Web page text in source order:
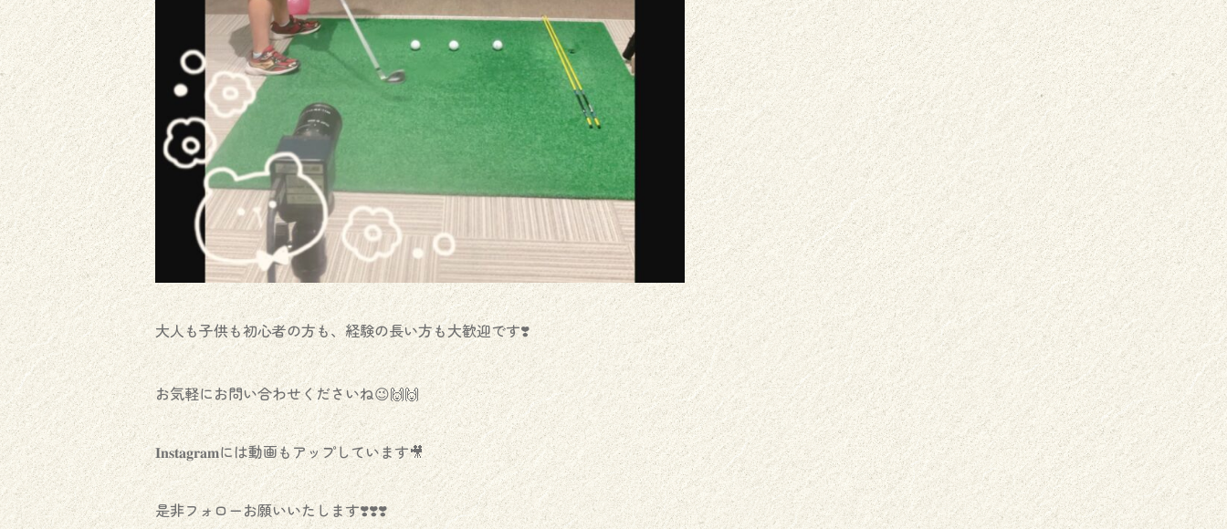
大人も子供も初心者の方も、経験の長い方も大歓迎です❣️
お気軽にお問い合わせくださいね😉🙌🙌
𝐈𝐧𝐬𝐭𝐚𝐠𝐫𝐚𝐦には動画もアップしています🎥
是非フォローお願いいたします❣️❣️❣️